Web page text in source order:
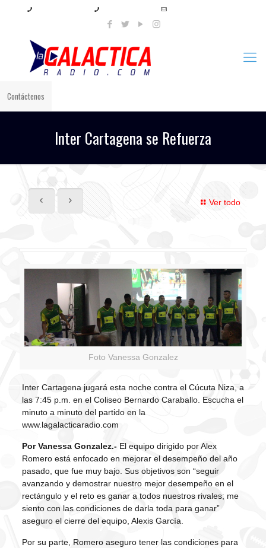
Contáctenos
Inter Cartagena se Refuerza
Ver todo
Foto Vanessa Gonzalez
Inter Cartagena jugará esta noche contra el Cúcuta Niza, a
las 7:45 p.m. en el Coliseo Bernardo Caraballo. Escucha el
minuto a minuto del partido en la
www.lagalacticaradio.com
Por Vanessa Gonzalez.-El equipo dirigido por Alex
Romero está enfocado en mejorar el desempeño del año
pasado, que fue muy bajo. Sus objetivos son “seguir
avanzando y demostrar nuestro mejor desempeño en el
rectángulo y el reto es ganar a todos nuestros rivales; me
siento con las condiciones de darla toda para ganar”
aseguro el cierre del equipo, Alexis García.
Por su parte, Romero aseguro tener las condiciones para